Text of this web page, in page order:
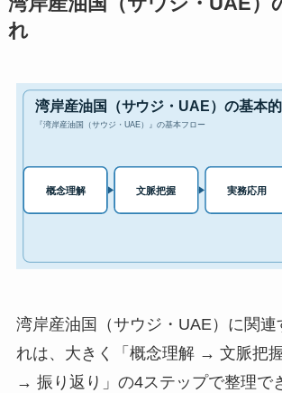
れ
湾岸産油国（サウジ・UAE）に関連
れは、大きく「概念理解 → 文脈把
→ 振り返り」の4ステップで整理で